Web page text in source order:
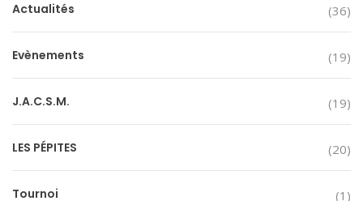
Actualités (36)
Evènements (19)
J.A.C.S.M. (19)
LES PÉPITES (20)
Tournoi (1)